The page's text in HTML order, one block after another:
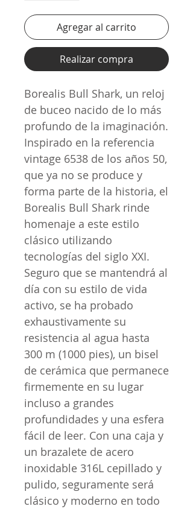
Agregar al carrito
Realizar compra
Borealis Bull Shark, un reloj
de buceo nacido de lo más
profundo de la imaginación.
Inspirado en la referencia
vintage 6538 de los años 50,
que ya no se produce y
forma parte de la historia, el
Borealis Bull Shark rinde
homenaje a este estilo
clásico utilizando
tecnologías del siglo XXI.
Seguro que se mantendrá al
día con su estilo de vida
activo, se ha probado
exhaustivamente su
resistencia al agua hasta
300 m (1000 pies), un bisel
de cerámica que permanece
firmemente en su lugar
incluso a grandes
profundidades y una esfera
fácil de leer. Con una caja y
un brazalete de acero
inoxidable 316L cepillado y
pulido, seguramente será
clásico y moderno en todo